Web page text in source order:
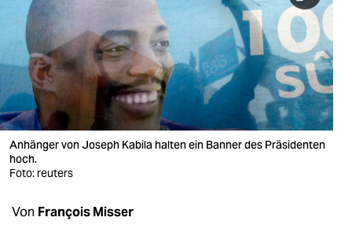
berlin
nord
wahrheit
verlag
verlag
shop
Anhänger von Joseph Kabila halten ein Banner des Präsidenten
hoch.
Foto: reuters
Von François Misser